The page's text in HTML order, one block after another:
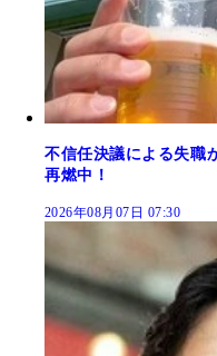
不信任決議による失職
再燃中！
2026年08月07日 07:30